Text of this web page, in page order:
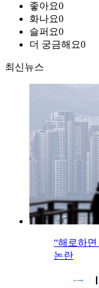
좋아요0
화나요0
슬퍼요0
더 궁금해요0
최신뉴스
“해로하면
논란